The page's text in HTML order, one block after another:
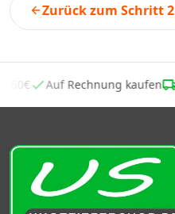
Zurück zum Schritt 2
50€ Auf Rechnung kaufen